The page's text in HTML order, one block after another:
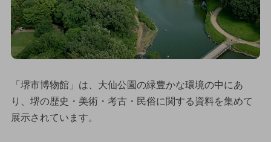
「堺市博物館」は、大仙公園の緑豊かな環境の中にあ
り、堺の歴史・美術・考古・民俗に関する資料を集めて
展示されています。